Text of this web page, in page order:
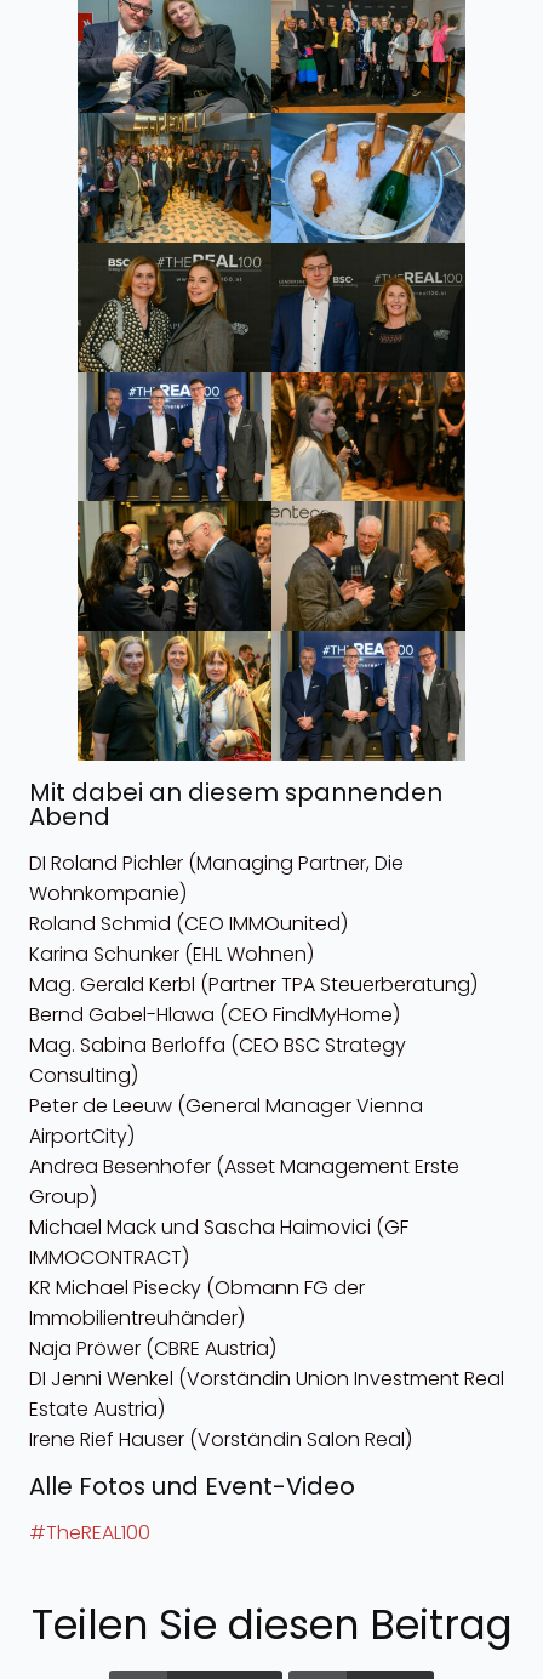
Mit dabei an diesem spannenden
Abend
DI Roland Pichler (Managing Partner, Die
Wohnkompanie)
Roland Schmid (CEO IMMOunited)
Karina Schunker (EHL Wohnen)
Mag. Gerald Kerbl (Partner TPA Steuerberatung)
Bernd Gabel-Hlawa (CEO FindMyHome)
Mag. Sabina Berloffa (CEO BSC Strategy
Consulting)
Peter de Leeuw (General Manager Vienna
AirportCity)
Andrea Besenhofer (Asset Management Erste
Group)
Michael Mack und Sascha Haimovici (GF
IMMOCONTRACT)
KR Michael Pisecky (Obmann FG der
Immobilientreuhänder)
Naja Pröwer (CBRE Austria)
DI Jenni Wenkel (Vorständin Union Investment Real
Estate Austria)
Irene Rief Hauser (Vorständin Salon Real)
Alle Fotos und Event-Video
#TheREAL100
Teilen Sie diesen Beitrag